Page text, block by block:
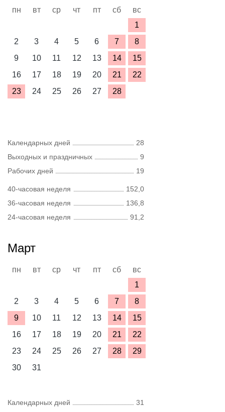
пн вт ср чт пт сб
вс
1
2
3 4 5 6 7
8
9
10 11 12 13 14
15
16
17 18 19 20 21
22
23
24 25 26 27 28
Календарных дней
28
Выходных и праздничных
9
Рабочих дней
19
40-часовая неделя
152,0
36-часовая неделя
136,8
24-часовая неделя
91,2
Март
пн вт ср чт пт сб
вс
1
2
3 4 5 6 7
8
9
10 11 12 13 14
15
16
17 18 19 20 21
22
23
24 25 26 27 28
29
30
31
Календарных дней
31